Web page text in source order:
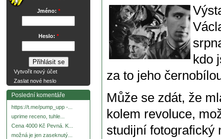
Jméno: *
Heslo: *
Vytvořit nový účet
Zaslat nové heslo
Poslední komentáře
https://t.me/pump_upp -...
uprime receno, tuhle...
Cena 4000 Kč Pevná. K...
možná je jen zaseknutý...
kdo
za to jeho
Může se zdát, že
kolem revoluce,
studijní fotografický